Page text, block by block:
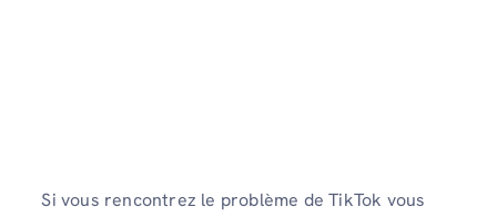
Si vous rencontrez le problème de TikTok vous